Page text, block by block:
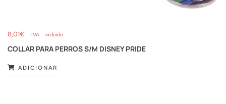
8,01€ IVA incluido
COLLAR PARA PERROS S/M DISNEY PRIDE
ADICIONAR